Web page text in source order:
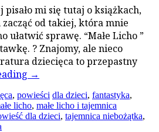
mi się tutaj o książkach,
od takiej, która mnie
ułatwić sprawę. “Małe Licho ”
? Znajomy, ale nieco
dziecięca to przepastny
→
, powieści dla dzieci, fantastyka,
licho, małe licho i tajemnica
dla dzieci, tajemnica niebożątka,